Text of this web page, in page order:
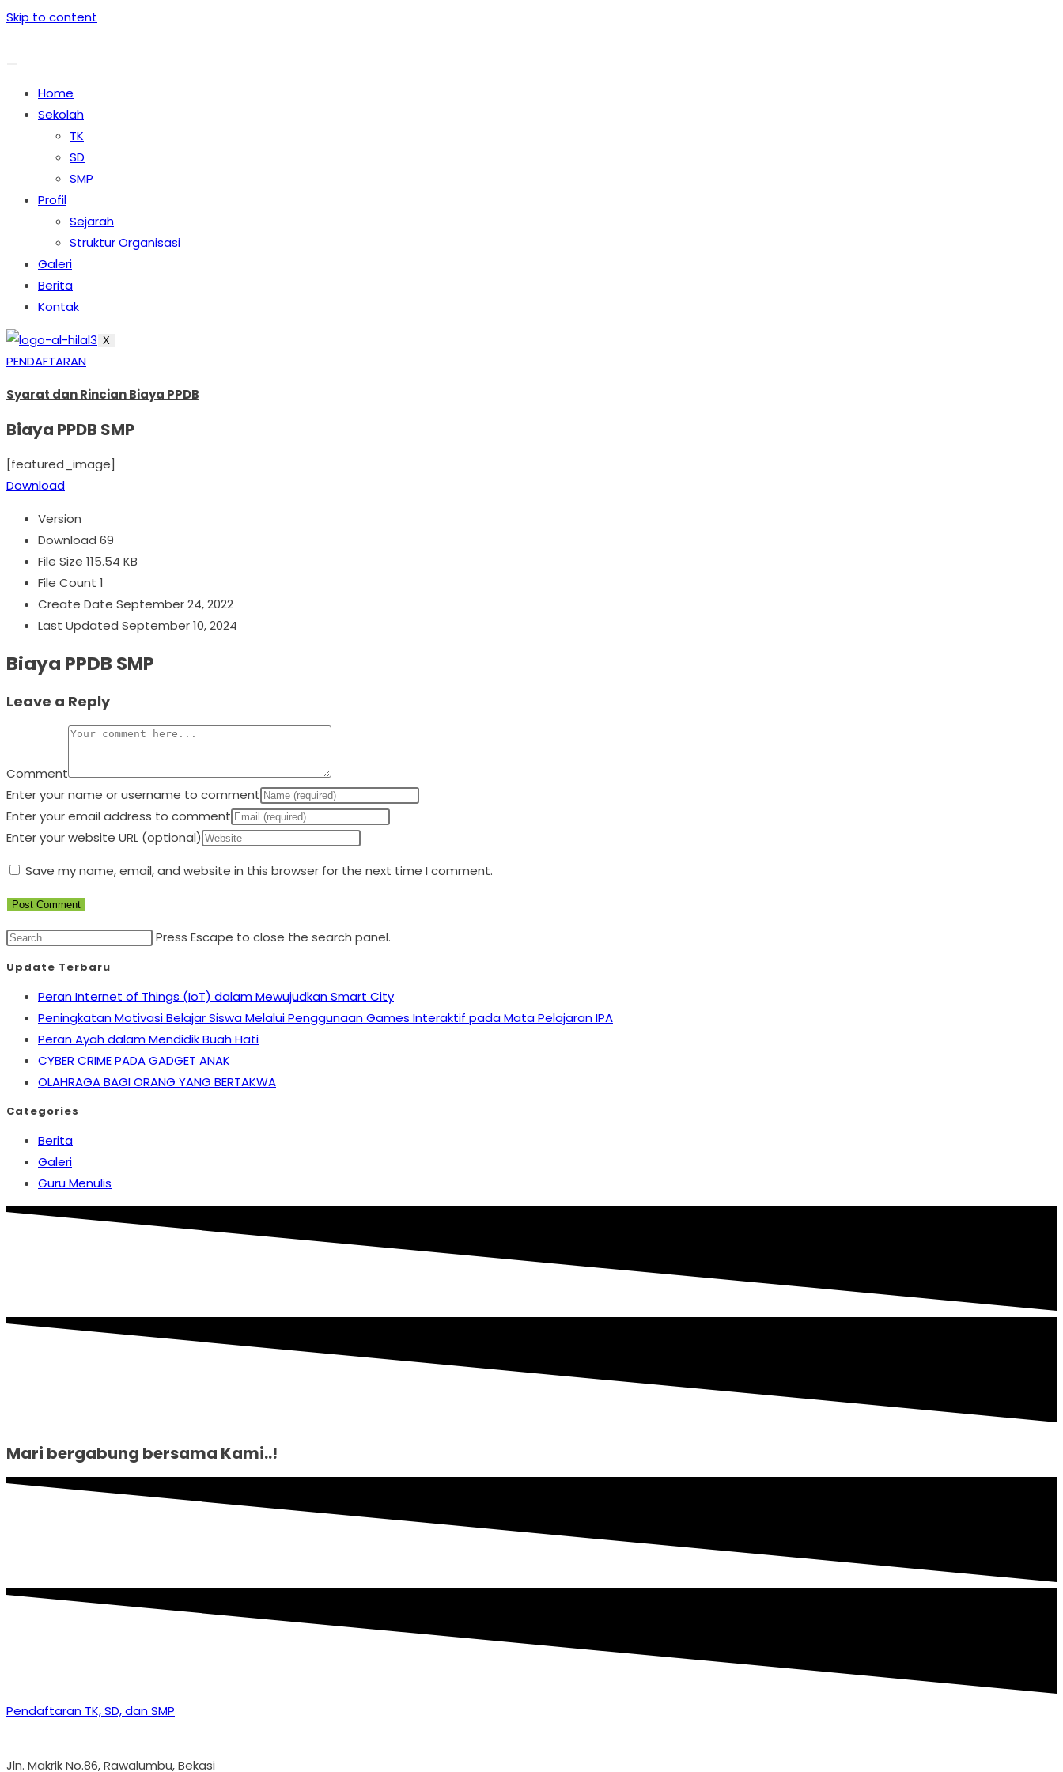
Skip to content
Home
Sekolah
TK
SD
SMP
Profil
Sejarah
Struktur Organisasi
Galeri
Berita
Kontak
X
PENDAFTARAN
Syarat dan Rincian Biaya PPDB
Biaya PPDB SMP
[featured_image]
Download
Version
Download 69
File Size 115.54 KB
File Count 1
Create Date September 24, 2022
Last Updated September 10, 2024
Biaya PPDB SMP
Leave a Reply
Comment
Enter your name or username to comment
Enter your email address to comment
Enter your website URL (optional)
Save my name, email, and website in this browser for the next time I comment.
Press Escape to close the search panel.
Update Terbaru
Peran Internet of Things (IoT) dalam Mewujudkan Smart City
Peningkatan Motivasi Belajar Siswa Melalui Penggunaan Games Interaktif pada Mata Pelajaran IPA
Peran Ayah dalam Mendidik Buah Hati
CYBER CRIME PADA GADGET ANAK
OLAHRAGA BAGI ORANG YANG BERTAKWA
Categories
Berita
Galeri
Guru Menulis
Mari bergabung bersama Kami..!
Pendaftaran TK, SD, dan SMP
Jln. Makrik No.86, Rawalumbu, Bekasi